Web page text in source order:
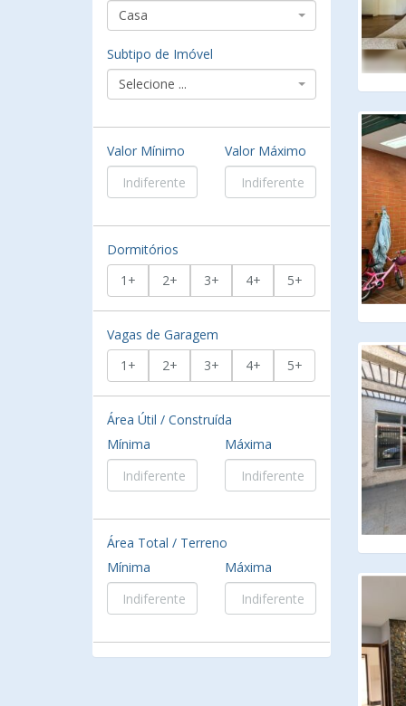
Casa
Subtipo de Imóvel
Selecione ...
Valor Mínimo Valor Máximo
Dormitórios
1+
2+ 3+ 4+ 5+
Vagas de Garagem
1+
2+ 3+ 4+ 5+
Área Útil / Construída
Mínima
Máxima
Área Total / Terreno
Mínima
Máxima